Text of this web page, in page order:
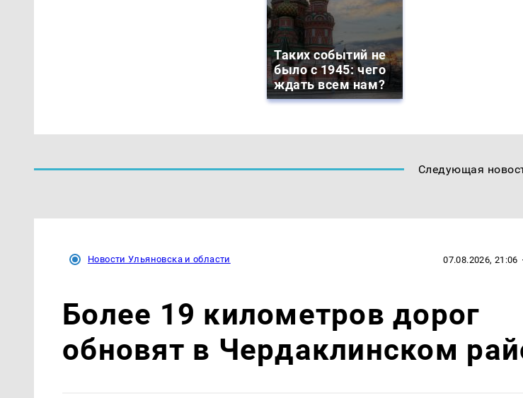
Таких событий не
было с 1945: чего
ждать всем нам?
Следующая
Новости Ульяновска и области 07.08.2026, 21:06 ·
Более 19 километров дорог
обновят в Чердаклинском